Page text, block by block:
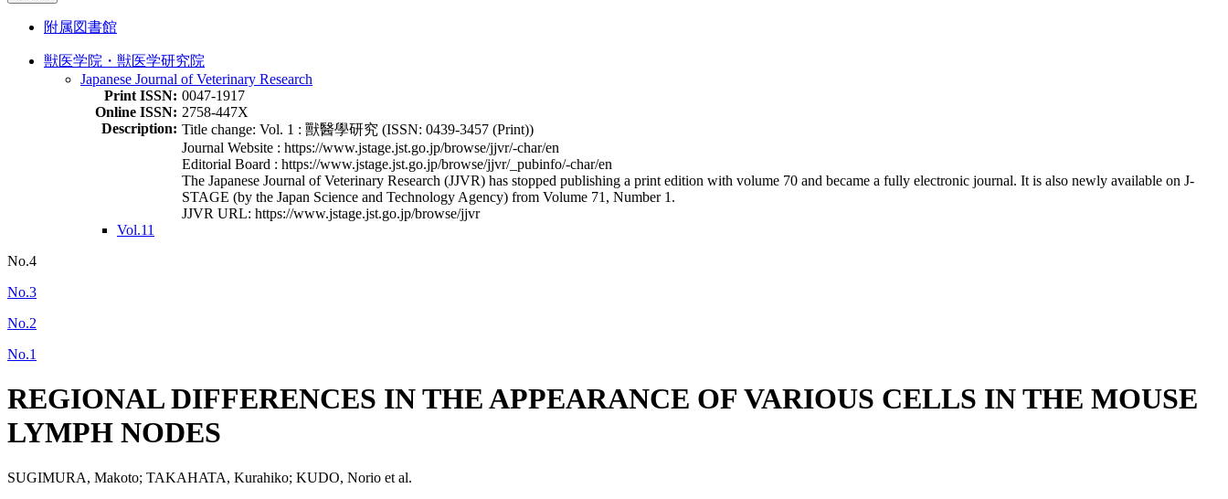
附属図書館
獣医学院・獣医学研究院
Japanese Journal of Veterinary Research
Print ISSN: 0047-1917
Online ISSN: 2758-447X
Description: Title change: Vol. 1 : 獸醫學研究 (ISSN: 0439-3457 (Print))
Journal Website : https://www.jstage.jst.go.jp/browse/jjvr/-char/en
Editorial Board : https://www.jstage.jst.go.jp/browse/jjvr/_pubinfo/-char/en
The Japanese Journal of Veterinary Research (JJVR) has stopped publishing a print edition with volume 70 and became a fully electronic journal. It is also newly available on J-
STAGE (by the Japan Science and Technology Agency) from Volume 71, Number 1.
JJVR URL: https://www.jstage.jst.go.jp/browse/jjvr
Vol.11
No.4
No.3
No.2
No.1
REGIONAL DIFFERENCES IN THE APPEARANCE OF VARIOUS CELLS IN THE MOUSE
LYMPH NODES
SUGIMURA, Makoto; TAKAHATA, Kurahiko; KUDO, Norio et al.